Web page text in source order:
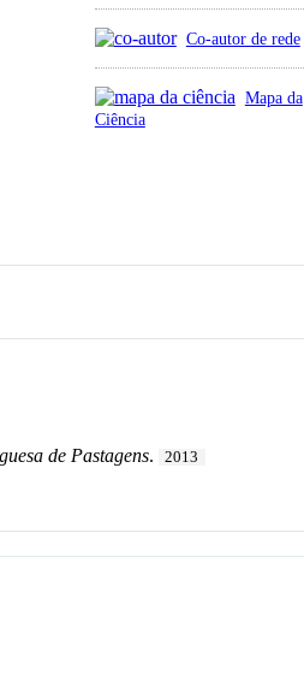
Co-autor de rede
Mapa da
Ciência
de Pastagens. 2013